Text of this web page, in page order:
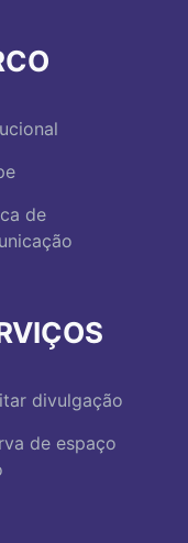
de
divulgação
de espaço